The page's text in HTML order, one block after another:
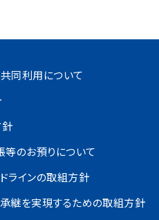
同利用について
等のお預りについて
ラインの取組方針
継を実現するための取組方針